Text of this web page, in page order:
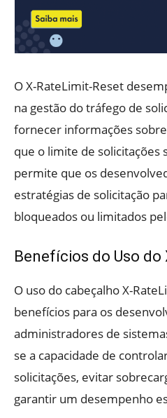
O X-RateLimit-Reset
na gestão do tráfego de
fornecer informações
que o limite de solicitações
permite que os
estratégias de solicitação
bloqueados ou limitados
Benefícios do Uso do
O uso do cabeçalho X-
benefícios para os
administradores de
se a capacidade de
solicitações, evitar
garantir um desempenho